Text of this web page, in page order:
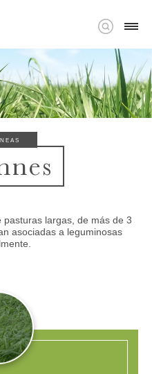
largas, de más de 3
asociadas a leguminosas